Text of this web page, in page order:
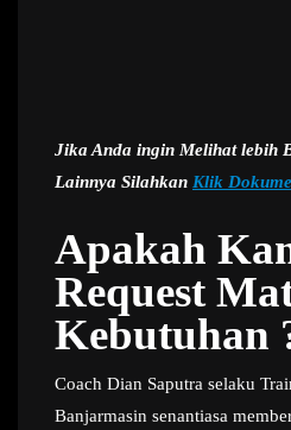
Jika Anda ingin Melihat lebih
Lainnya Silahkan Klik
Apakah
Request
Kebutuhan
Coach Dian Saputra selaku
Banjarmasin senantiasa